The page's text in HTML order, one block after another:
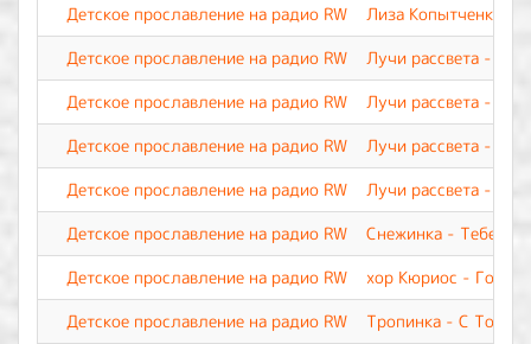
Детское прославление на радио RW
Лиза Копытченко -
Детское прославление на радио RW
Лучи рассвета -
Детское прославление на радио RW
Лучи рассвета -
Детское прославление на радио RW
Лучи рассвета -
Детское прославление на радио RW
Лучи рассвета - Ты
Детское прославление на радио RW
Снежинка - Тебе, о
Детское прославление на радио RW
хор Кюриос -
Детское прославление на радио RW
Тропинка - С Тобой